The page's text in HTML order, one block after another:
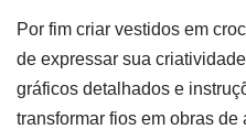
Por fim criar vestidos em
de expressar sua
gráficos detalhados e
transformar fios em obras de